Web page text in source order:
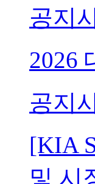
공지
2026
공지
[KIA
및 시